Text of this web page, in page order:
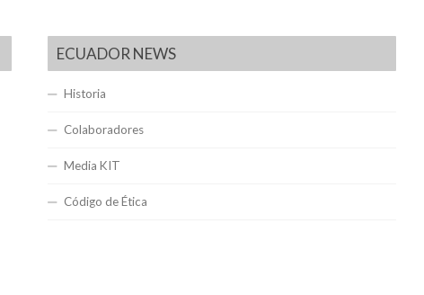
ECUADOR NEWS
Historia
Colaboradores
Media KIT
Código de Ética